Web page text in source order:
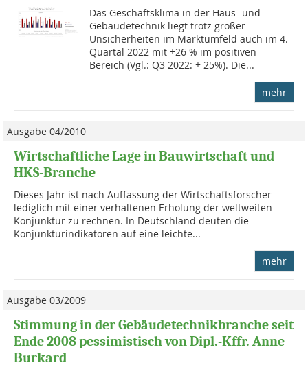
Das Geschäftsklima in der Haus- und
Gebäudetechnik liegt trotz großer
Unsicherheiten im Marktumfeld auch im 4.
Quartal 2022 mit +26 % im positiven
Bereich (Vgl.: Q3 2022: + 25%). Die...
mehr
Ausgabe 04/2010
Wirtschaftliche Lage in Bauwirtschaft und
HKS-Branche
Dieses Jahr ist nach Auffassung der Wirtschaftsforscher
lediglich mit einer verhaltenen Erholung der weltweiten
Konjunktur zu rechnen. In Deutschland deuten die
Konjunkturindikatoren auf eine leichte...
mehr
Ausgabe 03/2009
Stimmung in der Gebäudetechnikbranche seit
Ende 2008 pessimistisch von Dipl.-Kffr. Anne
Burkard